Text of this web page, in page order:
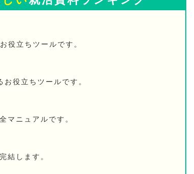
役立ちツールです。
役立ちツールです。
マニュアルです。
結します。